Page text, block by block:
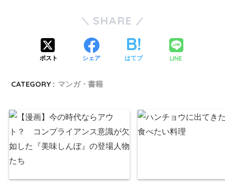
SHARE
ポスト シェア はてブ LINE
CATEGORY : マンガ・書籍